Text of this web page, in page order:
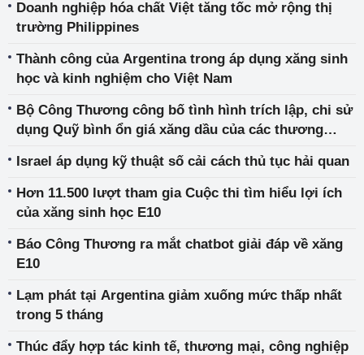
Doanh nghiệp hóa chất Việt tăng tốc mở rộng thị
trường Philippines
Thành công của Argentina trong áp dụng xăng sinh
học và kinh nghiệm cho Việt Nam
Bộ Công Thương công bố tình hình trích lập, chi sử
dụng Quỹ bình ổn giá xăng dầu của các thương
Israel áp dụng kỹ thuật số cải cách thủ tục hải quan
Hơn 11.500 lượt tham gia Cuộc thi tìm hiểu lợi ích
của xăng sinh học E10
Báo Công Thương ra mắt chatbot giải đáp về xăng
E10
Lạm phát tại Argentina giảm xuống mức thấp nhất
trong 5 tháng
Thúc đẩy hợp tác kinh tế, thương mại, công nghiệp